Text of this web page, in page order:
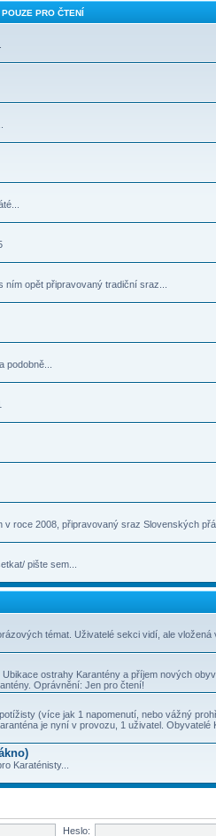
PRO ČTENÍ
ním opět připravovaný tradiční sraz...
v roce 2008, připravovaný sraz Slovenských
pište sem...
témat. Uživatelé sekci vidí, ale
ostrahy Karantény a příjem nových
Oprávnění: Jen pro čtení!
(více jak 1 napomenutí, nebo vážný
je nyní v provozu, 1 uživatel. Obyvatelé
Karaténisty...
Heslo: